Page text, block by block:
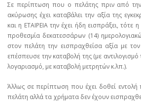
Σε περίπτωση που ο πελάτης πριν από
ακύρωσης έχει καταβάλει την αξία της
και η ΕΤΑΙΡΕΙΑ την έχει ήδη εισπράξει, τότε
προθεσμία δεκατεσσάρων (14)
στον πελάτη την εισπραχθείσα αξία με
επέσπευσε την καταβολή της (με
λογαριασμό, με καταβολή μετρητών κ.λπ.).
Άλλως σε περίπτωση που έχει δοθεί
πελάτη αλλά τα χρήματα δεν έχουν